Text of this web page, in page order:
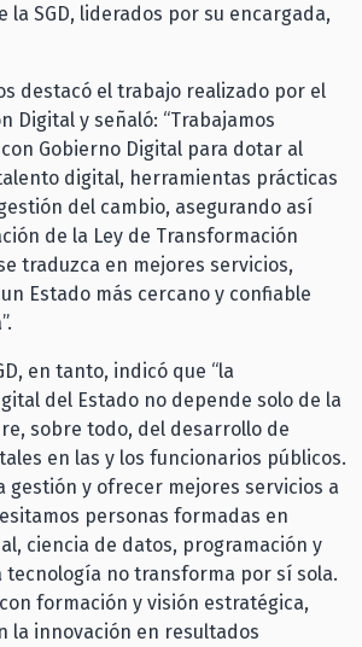
la SGD, liderados por su encargada,
destacó el trabajo realizado por el
Digital y señaló: “Trabajamos
Gobierno Digital para dotar al
digital, herramientas prácticas
del cambio, asegurando así
de la Ley de Transformación
traduzca en mejores servicios,
Estado más cercano y confiable
en tanto, indicó que “la
del Estado no depende solo de la
sobre todo, del desarrollo de
en las y los funcionarios públicos.
gestión y ofrecer mejores servicios a
personas formadas en
ciencia de datos, programación y
tecnología no transforma por sí sola.
formación y visión estratégica,
la innovación en resultados